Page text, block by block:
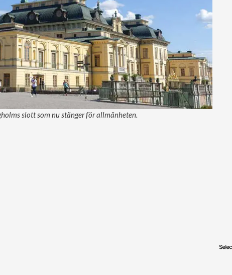
slott som nu stänger för allmänheten.